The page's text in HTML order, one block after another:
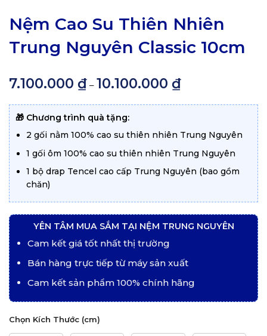
Nệm Cao Su Thiên Nhiên
Trung Nguyên Classic 10cm
7.100.000 ₫ – 10.100.000 ₫Khoảng
7.100.000 ₫
🎁 Chương trình quà tặng:
2 gối nằm 100% cao su thiên nhiên Trung Nguyên
1 gối ôm 100% cao su thiên nhiên Trung Nguyên
1 bộ drap Tencel cao cấp Trung Nguyên (bao gồm
chăn)
YÊN TÂM MUA SẮM TẠI NỆM TRUNG NGUYÊN
Cam kết giá tốt nhất thị trường
Bán hàng trực tiếp từ máy sản xuất
Cam kết sản phẩm 100% chính hãng
Chọn Kích Thước (cm)